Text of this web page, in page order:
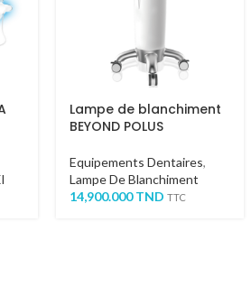
Lampe de blanchiment
BEYOND POLUS
Equipements Dentaires,
Lampe De Blanchiment
14,900.000TND TTC